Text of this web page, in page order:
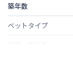
築年数
ベットタイプ